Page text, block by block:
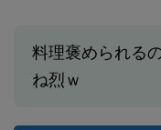
料理褒められる
ね烈ｗ